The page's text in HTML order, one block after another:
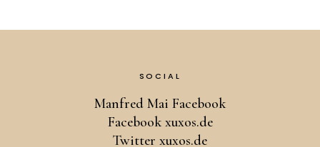
SOCIAL
Manfred Mai Facebook
Facebook xuxos.de
Twitter xuxos.de